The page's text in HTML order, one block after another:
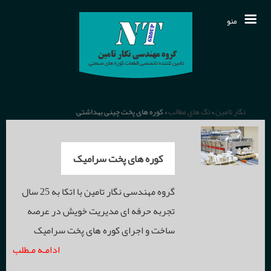
منو
دانلودها
اخـبـار
مقالات فنی
انواع عایق ها و نسوزهای حرارتی
قطعات وکیوم شیپ
سیستم های کنترل و اندازه گیری فرآیند
سنسورهای اندازه گیری دما
دربـاره ما
نگار تامین»تگ های مطالب» کوره های پخت چینی بهداشتی
کوره های پخت سرامیک
گروه مهندسی نگار تامین با اتکا به 25 سال
تجربه حرفه ای مدیریت خویش در عرصه
ساخت و اجرای کوره های پخت سرامیک
ادامـه مـطلب